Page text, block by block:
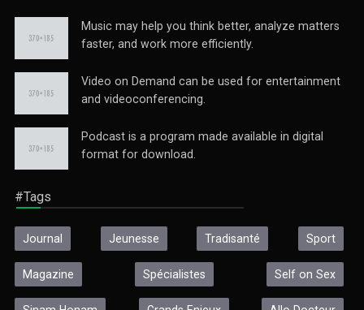
Music may help you think better, analyze matters
faster, and work more efficiently.
Video on Demand can be used for entertainment
and videoconferencing.
Podcast is a program made available in digital
format for download.
#Tags
Journal Jeunesse Tradisanté Sport
Magazine Spécialistes Self on Sex